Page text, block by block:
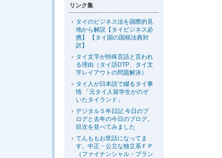
リンク集
タイのビジネス法を国際的見
地から解説【タイビジネス必
携】 【タイ国の国税法典対
訳】
タイ文字が特殊言語と言われ
る理由（タイ語DTP、タイ文
字レイアウトの問題解決）
タイ人が日本語で綴るタイ事
情 「元タイ人留学生がのぞ
いたタイランド」
デジタル５年日記 今日のブ
ログと去年の今日のブログ。
目次を並べてみました
てんももお世話になってま
す。中正・公立な独立系ＦＰ
（ファイナンシャル・プラン